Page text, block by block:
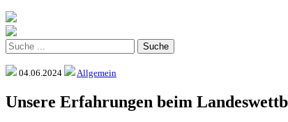
04.06.2024 Allgemein
Unsere Erfahrungen beim